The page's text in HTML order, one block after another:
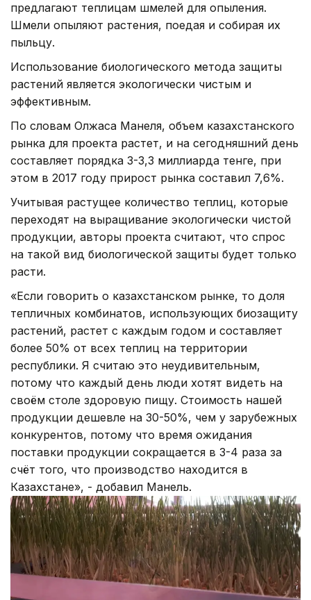
предлагают теплицам шмелей для опыления.
Шмели опыляют растения, поедая и собирая их
пыльцу.
Использование биологического метода защиты
растений является экологически чистым и
эффективным.
По словам Олжаса Манеля, объем казахстанского
рынка для проекта растет, и на сегодняшний день
составляет порядка 3-3,3 миллиарда тенге, при
этом в 2017 году прирост рынка составил 7,6%.
Учитывая растущее количество теплиц, которые
переходят на выращивание экологически чистой
продукции, авторы проекта считают, что спрос
на такой вид биологической защиты будет только
расти.
«Если говорить о казахстанском рынке, то доля
тепличных комбинатов, использующих биозащиту
растений, растет с каждым годом и составляет
более 50% от всех теплиц на территории
республики. Я считаю это неудивительным,
потому что каждый день люди хотят видеть на
своём столе здоровую пищу. Стоимость нашей
продукции дешевле на 30-50%, чем у зарубежных
конкурентов, потому что время ожидания
поставки продукции сокращается в 3-4 раза за
счёт того, что производство находится в
Казахстане», - добавил Манель.